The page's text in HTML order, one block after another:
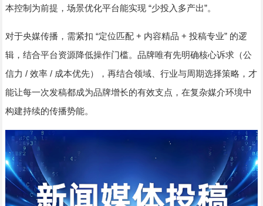
本控制为前提，场景优化平台能实现 “少投入多产出”。
对于央媒传播，需紧扣 “定位匹配 + 内容精品 + 投稿专业” 的逻
辑，结合平台资源降低操作门槛。品牌唯有先明确核心诉求（公
信力 / 效率 / 成本优先），再结合领域、行业与周期选择策略，才
能让每一次发稿都成为品牌增长的有效支点，在复杂媒介环境中
构建持续的传播势能。